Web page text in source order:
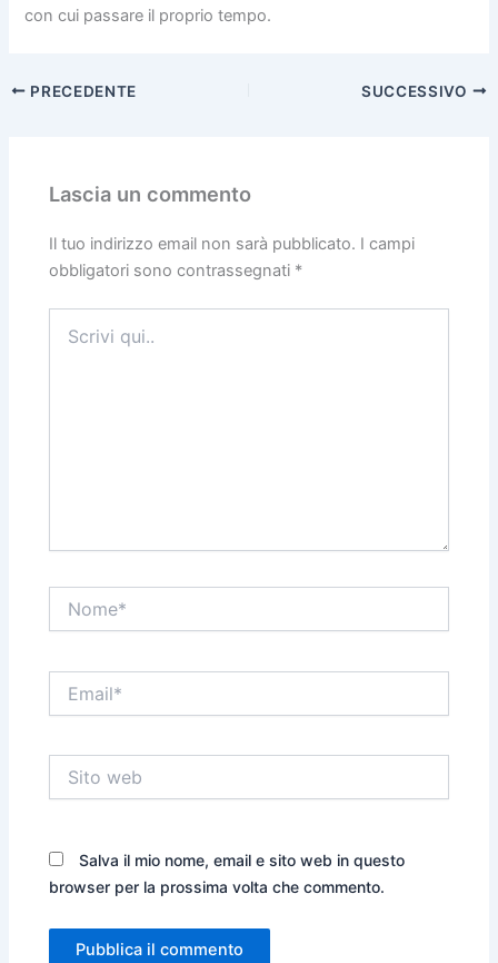
con cui passare il proprio tempo.
PRECEDENTE SUCCESSIVO
Lascia un commento
Il tuo indirizzo email non sarà pubblicato. I campi
obbligatori sono contrassegnati *
qui..
web
Salva il mio nome, email e sito web in questo
browser per la prossima volta che commento.